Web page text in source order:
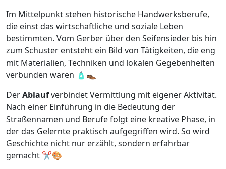
Im Mittelpunkt stehen historische Handwerksberufe,
die einst das wirtschaftliche und soziale Leben
bestimmten. Vom Gerber über den Seifensieder bis hin
zum Schuster entsteht ein Bild von Tätigkeiten, die eng
mit Materialien, Techniken und lokalen Gegebenheiten
verbunden waren 🧴👞
DerAblaufverbindet Vermittlung mit eigener Aktivität.
Nach einer Einführung in die Bedeutung der
Straßennamen und Berufe folgt eine kreative Phase, in
der das Gelernte praktisch aufgegriffen wird. So wird
Geschichte nicht nur erzählt, sondern erfahrbar
gemacht ✂️🎨